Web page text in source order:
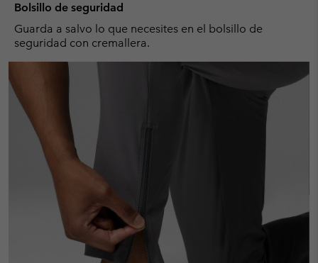
Bolsillo de seguridad
Guarda a salvo lo que necesites en el bolsillo de
seguridad con cremallera.